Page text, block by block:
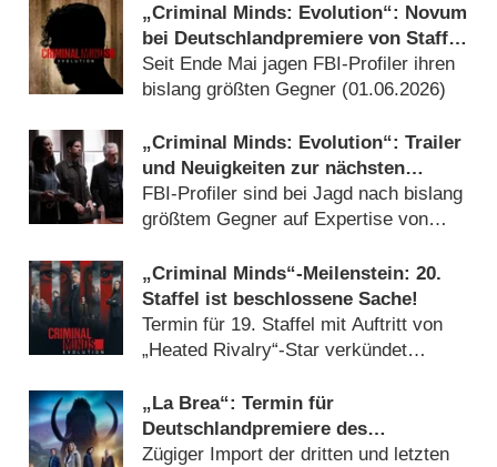
„Criminal Minds: Evolution“: Novum
bei Deutschlandpremiere von Staffel
19
Seit Ende Mai jagen FBI-Profiler ihren
bislang größten Gegner (01.06.2026)
„Criminal Minds: Evolution“: Trailer
und Neuigkeiten zur nächsten
Staffel
FBI-Profiler sind bei Jagd nach bislang
größtem Gegner auf Expertise von
08.05.2026)
„Criminal Minds“-Meilenstein: 20.
Staffel ist beschlossene Sache!
Termin für 19. Staffel mit Auftritt von
„Heated Rivalry“-Star verkündet
„La Brea“: Termin für
Deutschlandpremiere des
Serienfinals gefunden
Zügiger Import der dritten und letzten